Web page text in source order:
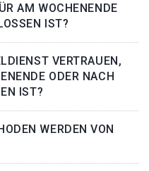
AM WOCHENENDE
IST?
VERTRAUEN,
ODER NACH
IST?
WERDEN VON